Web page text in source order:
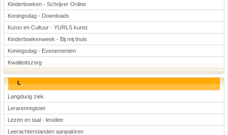
Kinderboeken - Schrijver Online
Koningsdag - Downloads
Kunst en Cultuur - YURLS kunst
Kinderboekenweek - Bij mij thuis
Koningsdag - Evenementen
Kwaliteitszorg
L
Langdurig ziek
Lerarenregister
Lezen en taal - lesidee
Leerachterstanden aanpakken